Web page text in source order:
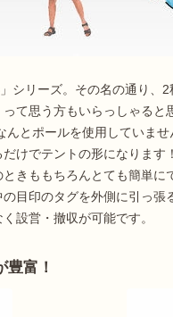
シリーズ。その名の通り、
て思う方もいらっしゃる
んとポールを使用していま
けでテントの形になります！
きももちろんとても簡単
目印のタグを外側に引っ張
設営・撤収が可能です。
富！